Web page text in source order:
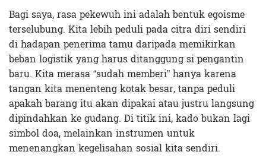
Bagi saya, rasa pekewuh ini adalah bentuk egoisme
terselubung. Kita lebih peduli pada citra diri sendiri
di hadapan penerima tamu daripada memikirkan
beban logistik yang harus ditanggung si pengantin
baru. Kita merasa “sudah memberi” hanya karena
tangan kita menenteng kotak besar, tanpa peduli
apakah barang itu akan dipakai atau justru langsung
dipindahkan ke gudang. Di titik ini, kado bukan lagi
simbol doa, melainkan instrumen untuk
menenangkan kegelisahan sosial kita sendiri.